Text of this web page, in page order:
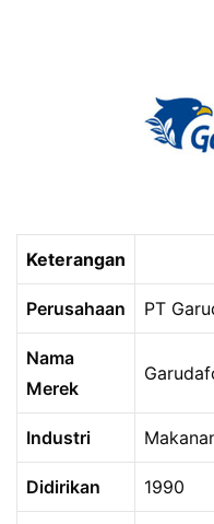
Keterangan
Perusahaan PT
Nama
Merek
Industri
Didirikan 1990